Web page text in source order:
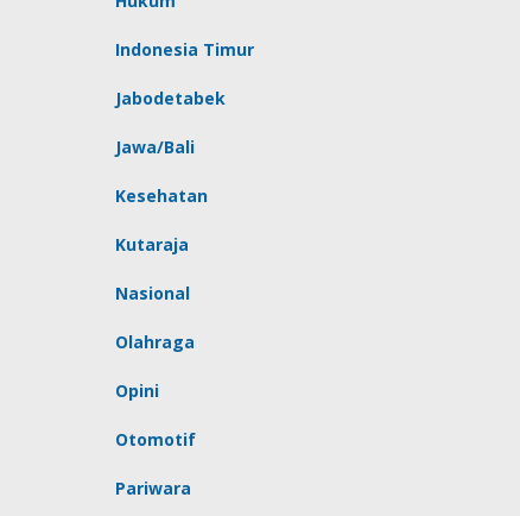
Indonesia Timur
Jabodetabek
Jawa/Bali
Kesehatan
Kutaraja
Nasional
Olahraga
Opini
Otomotif
Pariwara